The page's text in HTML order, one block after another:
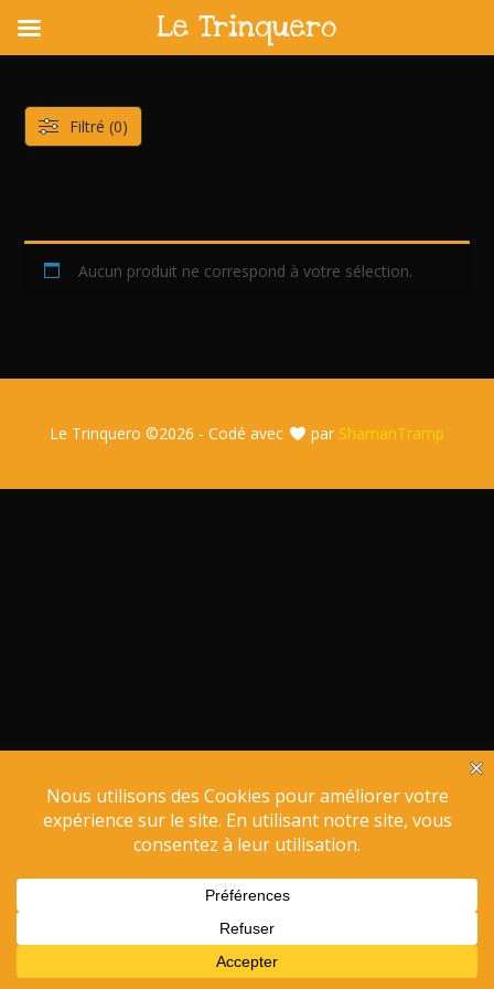
content
Aucun produit ne correspond à votre sélection.
Filtré (0)
Le Trinquero ©2026 - Codé avec par ShamanTramp
Le Trinquero